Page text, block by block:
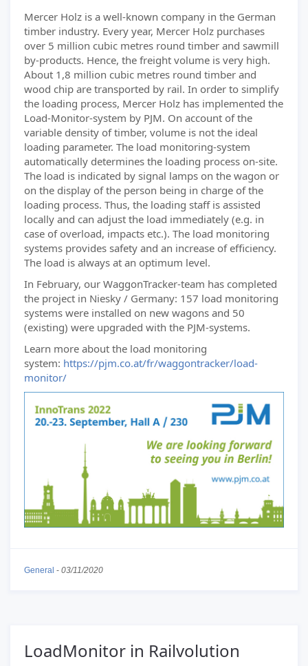
Mercer Holz is a well-known company in the German
timber industry. Every year, Mercer Holz purchases
over 5 million cubic metres round timber and sawmill
by-products. Hence, the freight volume is very high.
About 1,8 million cubic metres round timber and
wood chip are transported by rail. In order to simplify
the loading process, Mercer Holz has implemented the
Load-Monitor-system by PJM. On account of the
variable density of timber, volume is not the ideal
loading parameter. The load monitoring-system
automatically determines the loading process on-site.
The load is indicated by signal lamps on the wagon or
on the display of the person being in charge of the
loading process. Thus, the loading staff is assisted
locally and can adjust the load immediately (e.g. in
case of overload, impacts etc.). The load monitoring
systems provides safety and an increase of efficiency.
The load is always at an optimum level.
In February, our WaggonTracker-team has completed
the project in Niesky / Germany: 157 load monitoring
systems were installed on new wagons and 50
(existing) were upgraded with the PJM-systems.
Learn more about the load monitoring
system: https://pjm.co.at/fr/waggontracker/load-
monitor/
General - 03/11/2020
LoadMonitor in Railvolution